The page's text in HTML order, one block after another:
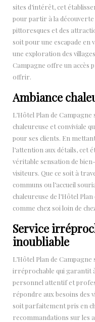
sites d’intérêt, cet
pour partir à la découverte
pittoresques et des
soit pour une escapade en
une exploration des
Campagne offre un accès
offrir.
Ambiance
L’Hôtel Plan de
chaleureuse et conviviale
pour ses clients. En
l’attention aux détails, cet
véritable sensation de
visiteurs. Que ce soit à
communs ou l’accueil
chaleureuse de l’Hôtel
comme chez soi loin de
Service
inoubliable
L’Hôtel Plan de
irréprochable qui garantit
personnel attentif et
répondre aux besoins des
soit parfaitement pris en
recommandations sur les